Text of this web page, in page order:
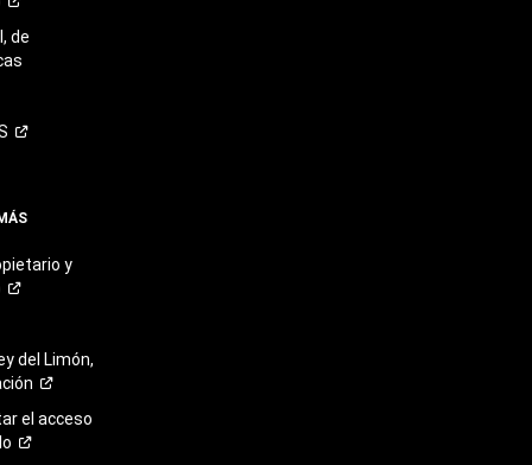
de
y
del Limón,
el acceso